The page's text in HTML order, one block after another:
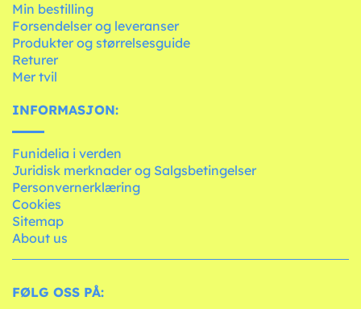
Min bestilling
Forsendelser og leveranser
Produkter og størrelsesguide
Returer
Mer tvil
INFORMASJON:
Funidelia i verden
Juridisk merknader og Salgsbetingelser
Personvernerklæring
Cookies
Sitemap
About us
FØLG OSS PÅ: